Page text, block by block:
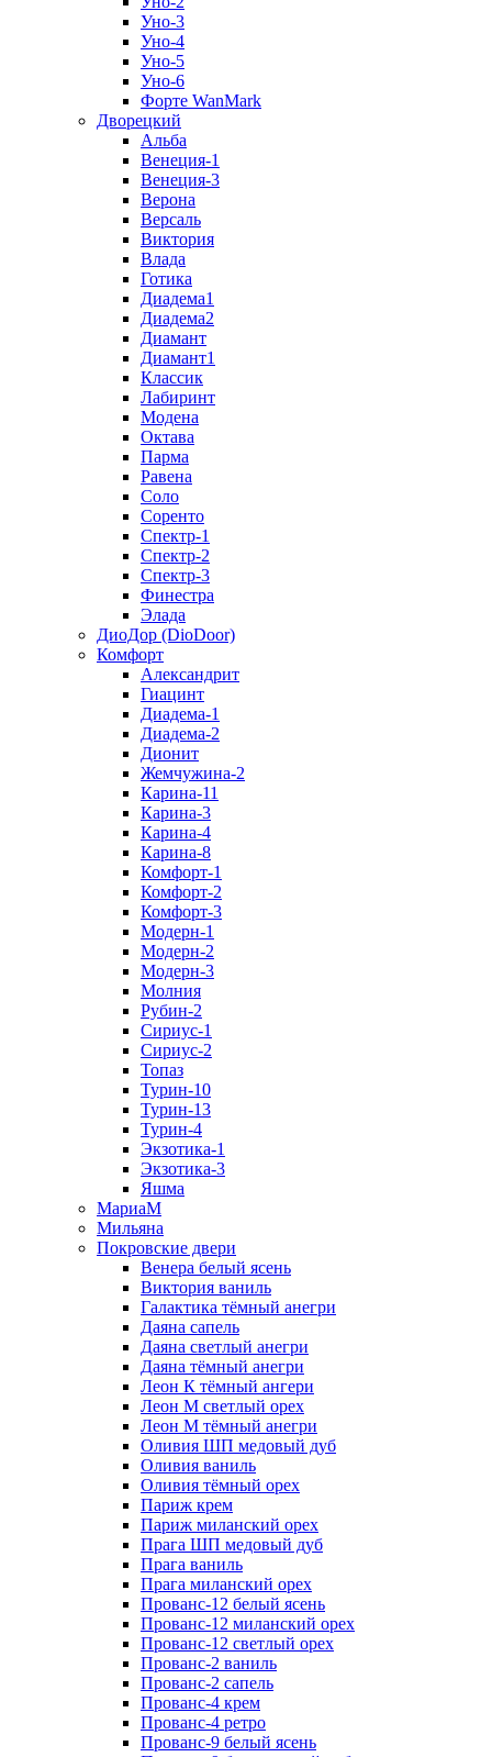
Уно-3
Уно-4
Уно-5
Уно-6
Форте WanMark
Дворецкий
Альба
Венеция-1
Венеция-3
Верона
Версаль
Виктория
Влада
Готика
Диадема1
Диадема2
Диамант
Диамант1
Классик
Лабиринт
Модена
Октава
Парма
Равена
Соло
Соренто
Спектр-1
Спектр-2
Спектр-3
Финестра
Элада
ДиоДор (DioDoor)
Комфорт
Алекcандрит
Гиацинт
Диадема-1
Диадема-2
Дионит
Жемчужина-2
Карина-11
Карина-3
Карина-4
Карина-8
Комфорт-1
Комфорт-2
Комфорт-3
Модерн-1
Модерн-2
Модерн-3
Молния
Рубин-2
Сириус-1
Сириус-2
Топаз
Турин-10
Турин-13
Турин-4
Экзотика-1
Экзотика-3
Яшма
МариаМ
Мильяна
Покровские двери
Венера белый ясень
Виктория ваниль
Галактика тёмный анегри
Даяна сапель
Даяна светлый анегри
Даяна тёмный анегри
Леон К тёмный ангери
Леон М светлый орех
Леон М тёмный анегри
Оливия ШП медовый дуб
Оливия ваниль
Оливия тёмный орех
Париж крем
Париж миланский орех
Прага ШП медовый дуб
Прага ваниль
Прага миланский орех
Прованс-12 белый ясень
Прованс-12 миланский орех
Прованс-12 светлый орех
Прованс-2 ваниль
Прованс-2 сапель
Прованс-4 крем
Прованс-4 ретро
Прованс-9 белый ясень